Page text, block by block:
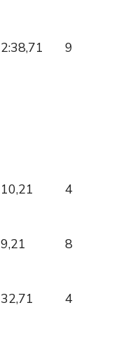
2:38,71 9
10,21 4
9,21 8
32,71 4